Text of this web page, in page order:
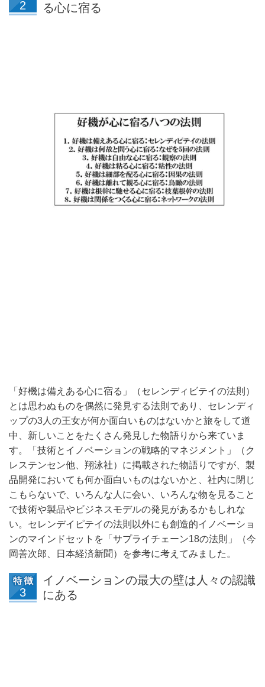
る心に宿る
「好機は備えある心に宿る」（セレンディビテイの法則）
とは思わぬものを偶然に発見する法則であり、セレンディ
ップの3人の王女が何か面白いものはないかと旅をして道
中、新しいことをたくさん発見した物語りから来ていま
す。「技術とイノベーションの戦略的マネジメント」（ク
レステンセン他、翔泳社）に掲載された物語りですが、製
品開発においても何か面白いものはないかと、社内に閉じ
こもらないで、いろんな人に会い、いろんな物を見ること
で技術や製品やビジネスモデルの発見があるかもしれな
い。セレンデイピテイの法則以外にも創造的イノベーショ
ンのマインドセットを「サプライチェーン18の法則」（今
岡善次郎、日本経済新聞）を参考に考えてみました。
イノベーションの最大の壁は人々の認識
にある